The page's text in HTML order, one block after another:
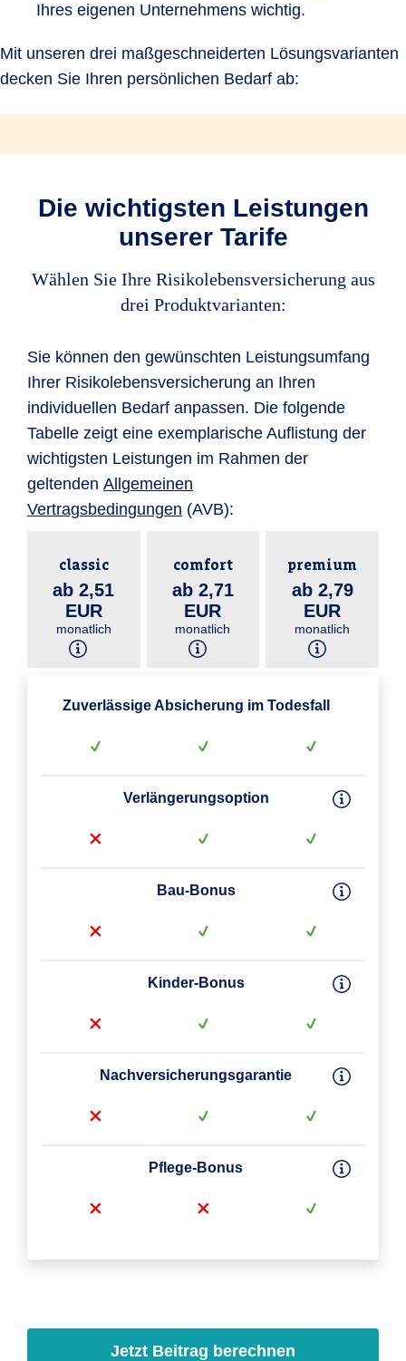
Ihres eigenen Unternehmens wichtig.
Mit unseren drei maßgeschneiderten Lösungsvarianten
decken Sie Ihren persönlichen Bedarf ab:
Die wichtigsten Leistungen
unserer Tarife
Wählen Sie Ihre Risikolebensversicherung aus
drei Produktvarianten:
Sie können den gewünschten Leistungsumfang
Ihrer Risikolebensversicherung an Ihren
individuellen Bedarf anpassen. Die folgende
Tabelle zeigt eine exemplarische Auflistung der
wichtigsten Leistungen im Rahmen der
geltenden Allgemeinen
Vertragsbedingungen (AVB):
classic
ab 2,51
EUR
monatlich
comfort
ab 2,71
EUR
monatlich
premium
ab 2,79
EUR
monatlich
Zuverlässige Absicherung im Todesfall
Verlängerungsoption
Bau-Bonus
Kinder-Bonus
Nachversicherungsgarantie
Pflege-Bonus
Jetzt Beitrag berechnen